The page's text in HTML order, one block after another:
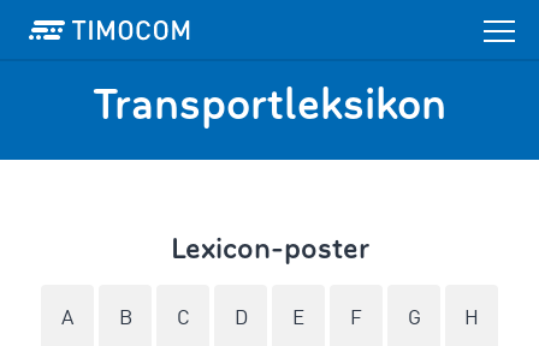
Transportleksikon
Lexicon-poster
A B C D E F G H